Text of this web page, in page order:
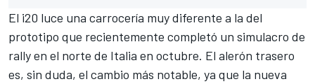
El i20 luce una carrocería muy diferente a la del
prototipo que recientemente completó un simulacro de
rally en el norte de Italia en octubre. El alerón trasero
es, sin duda, el cambio más notable, ya que la nueva